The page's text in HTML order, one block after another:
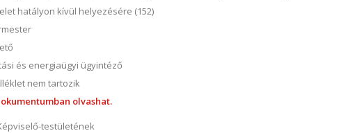
hatályon kívül helyezésére (152)
és energiaügyi ügyintéző
nem tartozik
olvashat.
testületének